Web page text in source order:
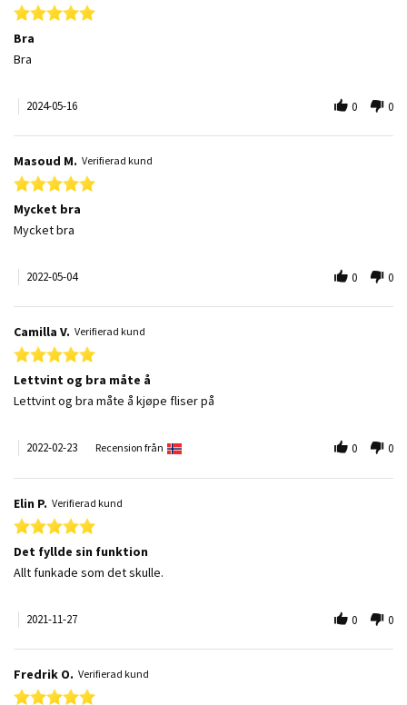
5.0 star rating
Bra
Review by Stefana A. on 16 May 2024
review stating Bra
Bra
2024-05-16 0 0
Masoud M. Verifierad kund
5.0 star rating
Mycket bra
Review by Masoud M. on 4 May 2022
review stating Mycket bra
Mycket bra
2022-05-04 0 0
Camilla V. Verifierad kund
5.0 star rating
Lettvint og bra måte å
Review by Camilla V. on 23 Feb 2022
review stating Lettvint og bra måte å
Lettvint og bra måte å kjøpe fliser på
2022-02-23 Recension från 0 0
Elin P. Verifierad kund
5.0 star rating
Det fyllde sin funktion
Review by Elin P. on 27 Nov 2021
review stating Det fyllde sin funktion
Allt funkade som det skulle.
2021-11-27 0 0
Fredrik O. Verifierad kund
5.0 star rating